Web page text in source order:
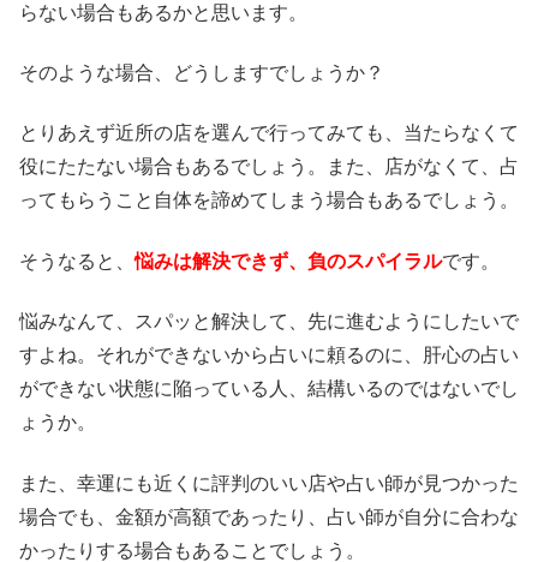
らない場合もあるかと思います。
そのような場合、どうしますでしょうか？
とりあえず近所の店を選んで行ってみても、当たらなくて
役にたたない場合もあるでしょう。また、店がなくて、占
ってもらうこと自体を諦めてしまう場合もあるでしょう。
そうなると、悩みは解決できず、負のスパイラルです。
悩みなんて、スパッと解決して、先に進むようにしたいで
すよね。それができないから占いに頼るのに、肝心の占い
ができない状態に陥っている人、結構いるのではないでし
ょうか。
また、幸運にも近くに評判のいい店や占い師が見つかった
場合でも、金額が高額であったり、占い師が自分に合わな
かったりする場合もあることでしょう。